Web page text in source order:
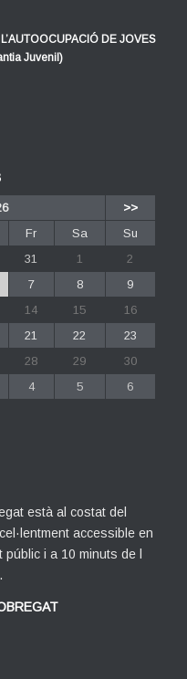
DE JOVES
Juvenil)
>>
Fr Sa
Su
31 1
2
7 8
9
14 15
16
21 22
23
28 29
30
4 5 6
està al costat del
accessible en
i a 10 minuts de l